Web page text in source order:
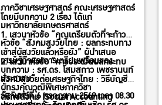
ภาควิชาเศรษฐศาสตร์ คณะเศรษฐศาสตร์
มหาวิทยาลัยเกษตรศาสตร์
หัวข้อ “สังคมสูงวัยไทย : ผลกระทบทาง
เศรษฐกิจและการเตรียมพร้อมของ
ประชาชน”
วันจันทร์ที่ 6 กรกฎาคม 2569 เวลา 08.30
โดยมีบทความ 2 เรื่อง ได้แก่
1. เสวนาหัวข้อ “คุณเตรียมตัวที่จะก้าว
เข้าสู่ผู้สูงวัยแล้วหรือยัง” ผู้นำเสนอ
บทความ : รศ.ดร. โสมสกาว เพชรานนท์
ผู้ทรงคุณวุฒิพิเศษภาควิชา
2. เสวนาหัวข้อ “การประเมินผลกระทบ
สังคมสูงวัยต่อเศรษฐกิจไทย : วิธีบัญชีเม
ตริกซ์สังคม (Social Accounting